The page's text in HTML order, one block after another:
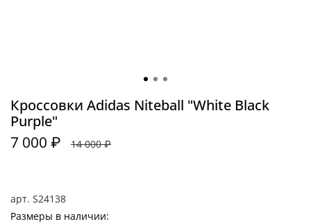
арт. S24138
Кроссовки Adidas Niteball "White Black
Purple"
7 000 ₽ 14 000 ₽
Размеры в наличии: